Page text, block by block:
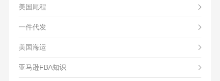
美国尾程
一件代发
美国海运
亚马逊FBA知识